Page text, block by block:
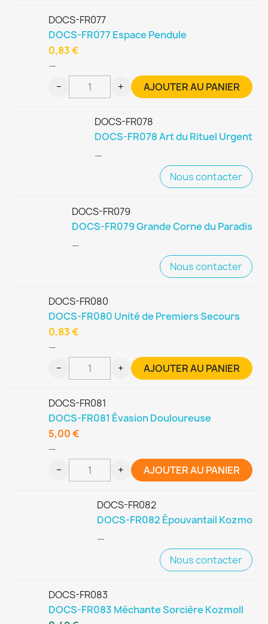
DOCS-FR077
DOCS-FR077 Espace Pendule
—
0,83 €
− + AJOUTER AU PANIER
DOCS-FR078
DOCS-FR078 Art du Rituel Urgent
—
Nous contacter
DOCS-FR079
DOCS-FR079 Grande Corne du Paradis
—
Nous contacter
DOCS-FR080
DOCS-FR080 Unité de Premiers Secours
—
0,83 €
− + AJOUTER AU PANIER
DOCS-FR081
DOCS-FR081 Évasion Douloureuse
—
5,00 €
− + AJOUTER AU PANIER
DOCS-FR082
DOCS-FR082 Épouvantail Kozmo
—
Nous contacter
DOCS-FR083
DOCS-FR083 Méchante Sorcière Kozmoll